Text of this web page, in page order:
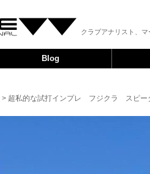
クラブアナリスト、
Blog
> 超私的な試打インプレ フジクラ スピー